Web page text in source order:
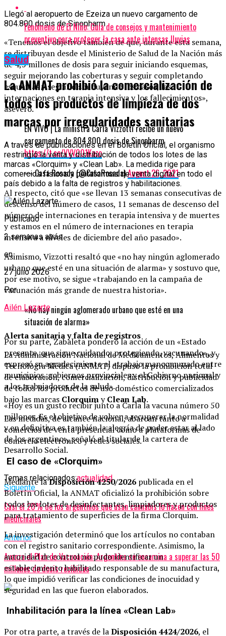
Llegó al aeropuerto de Ezeiza un nuevo cargamento de
804.800 dosis de Sinopharm
«Tenemos el objetivo también de que, durante esta semana,
se distribuyan desde el Ministerio de Salud de la Nación más
de 4,5 millones de dosis para seguir iniciando esquemas,
seguir mejorando las coberturas y seguir completando
esquemas y seguir disminuyendo los casos, las
internaciones en terapia intensiva y los fallecimientos»,
aseveró.
EN VIVO | La ministra Carla Vizzotti recibe un nuevo
cargamento de 804.800 dosis de Sinopharm
https://t.co/VVV001Kozo
— Casa Rosada (@CasaRosada)August 26, 2021
Al respecto, citó que «se llevan 13 semanas consecutivas de
descenso del número de casos, 11 semanas de descenso del
número de internaciones en terapia intensiva y de muertes
y estamos en el número de internaciones en terapia
intensiva a niveles de diciembre del año pasado».
Asimismo, Vizzotti resaltó que «no hay ningún aglomerado
urbano que esté en una situación de alarma» y sostuvo que,
por ese motivo, se sigue «trabajando en la campaña de
vacunación más grande de nuestra historia».
«No hay ningún aglomerado urbano que esté en una
situación de alarma»
Por su parte, Zabaleta ponderó la acción de un «Estado
presente, que sigue cuidando, protegiendo, vacunando», y
expresó su agradecimiento al «trabajo mancomunado entre
municipios, gobiernos provinciales y el Gobierno nacional y
a los trabajadores de la salud».
«Hoy es un gusto recibir junto a Carla la vacuna número 50
millones. Es el objetivo de volver a recuperar la normalidad
y en definitiva es también la alegría de poder estar al lado
de los argentino», señaló el titular de la cartera de
Desarrollo Social.
Temas relacionados:actualidad
Siguente
Casi el 20% de los argentinos que usan cannabis lo hacen con fines
medicinales
Anterior
Avanza el Plan de Vacunación: Argentina se encamina a superar las 50
millones de dosis recibidas
Fenómeno de El Niño: Guía de consejos y mantenimiento
preventivo para proteger la casa ante intensas lluvias
Salud
La ANMAT prohibió la comercialización de
todos los productos de limpieza de dos
marcas por irregularidades sanitarias
A través de publicaciones en el Boletín Oficial, el organismo
restringió la venta y distribución de todos los lotes de las
marcas «Clorquim» y «Clean Lab». La medida rige para
comercios físicos y plataformas de venta digital en todo el
país debido a la falta de registros y habilitaciones.
Publicado
2 semanas atrás
en
27 julio 2026
Por
Ailén Lazarte
Alerta sanitaria y falta de registros
La Administración Nacional de Medicamentos, Alimentos y
Tecnología Médica (ANMAT) dispuso la prohibición total
de elaboración, comercialización, distribución y publicidad
de todos los productos de uso doméstico comercializados
bajo las marcas ClorquimyClean Lab.
Las medidas, de alcance nacional, abarcan tanto a
comercios de venta presencial como a plataformas de
comercio electrónico y redes sociales.
El caso de «Clorquim»
Mediante laDisposición 4250/2026 publicada en el
Boletín Oficial, la ANMAT oficializó la prohibición sobre
todos los lotes de desinfectantes, limpiadores y productos
para tratamiento de superficies de la firma Clorquim.
La investigación determinó que los artículos no contaban
con el registro sanitario correspondiente. Asimismo, la
autoridad de control no pudo identificar un
establecimiento habilitado responsable de su manufactura,
lo que impidió verificar las condiciones de inocuidad y
seguridad en las que fueron elaborados.
Inhabilitación para la línea «Clean Lab»
Por otra parte, a través de laDisposición 4424/2026, el